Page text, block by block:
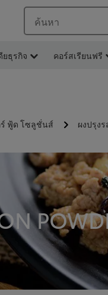
ค้นหา
ยธุรกิจ คอร์สเรียนฟรี
ฟู้ด โซลูชั่นส์ ผงปรุงร